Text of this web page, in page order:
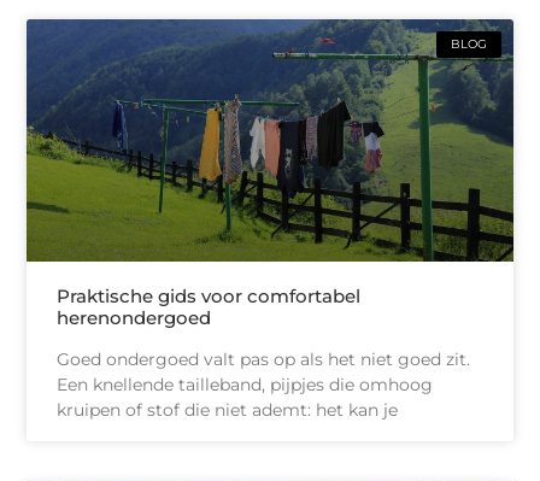
BLOG
Praktische gids voor comfortabel
herenondergoed
Goed ondergoed valt pas op als het niet goed zit.
Een knellende tailleband, pijpjes die omhoog
kruipen of stof die niet ademt: het kan je